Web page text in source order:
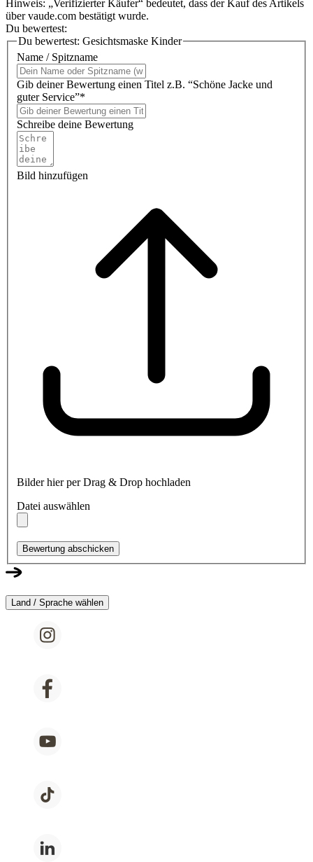
Hinweis: „Verifizierter Käufer“ bedeutet, dass der Kauf des Artikels
über vaude.com bestätigt wurde.
Du bewertest:
Du bewertest: Gesichtsmaske Kinder
Name / Spitzname
Gib deiner Bewertung einen Titel z.B. “Schöne Jacke und
guter Service”*
Schreibe deine Bewertung
Bild hinzufügen
Bilder hier per Drag & Drop hochladen
Datei auswählen
Bewertung abschicken
Land / Sprache wählen